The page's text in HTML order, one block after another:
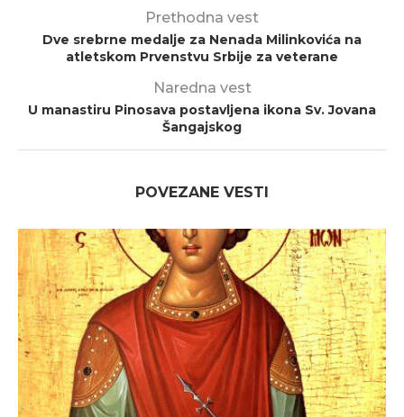
Prethodna vest
Dve srebrne medalje za Nenada Milinkovića na
atletskom Prvenstvu Srbije za veterane
Naredna vest
U manastiru Pinosava postavljena ikona Sv. Jovana
Šangajskog
POVEZANE VESTI